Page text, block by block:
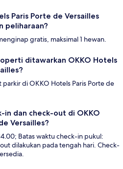
Paris Porte de Versailles
peliharaan?
gratis, maksimal 1 hewan.
ditawarkan OKKO Hotels
di OKKO Hotels Paris Porte de
in dan check-out di OKKO
Versailles?
Batas waktu check-in pukul:
dilakukan pada tengah hari. Check-